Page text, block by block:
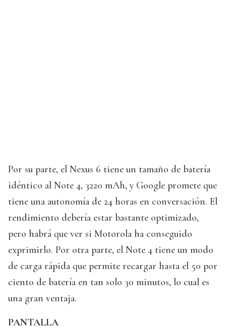
Por su parte, el Nexus 6 tiene un tamaño de batería
idéntico al Note 4, 3220 mAh, y Google promete que
tiene una autonomía de 24 horas en conversación. El
rendimiento debería estar bastante optimizado,
pero habrá que ver si Motorola ha conseguido
exprimirlo. Por otra parte, el Note 4 tiene un modo
de carga rápida que permite recargar hasta el 50 por
ciento de batería en tan solo 30 minutos, lo cual es
una gran ventaja.
PANTALLA